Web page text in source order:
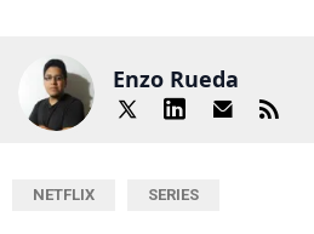
Enzo Rueda
NETFLIX SERIES